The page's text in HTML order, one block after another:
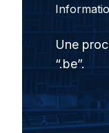
Une
“.be”.